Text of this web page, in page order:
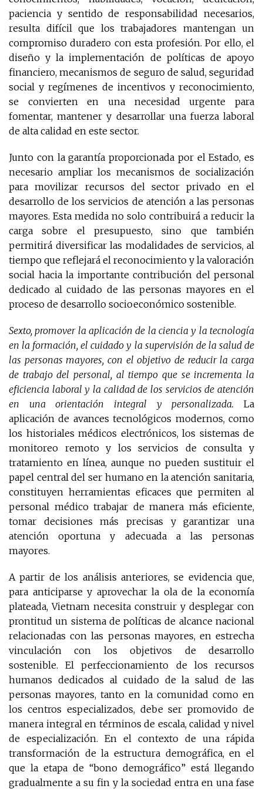
paciencia y sentido de responsabilidad necesarios,
resulta difícil que los trabajadores mantengan un
compromiso duradero con esta profesión. Por ello, el
diseño y la implementación de políticas de apoyo
financiero, mecanismos de seguro de salud, seguridad
social y regímenes de incentivos y reconocimiento,
se convierten en una necesidad urgente para
fomentar, mantener y desarrollar una fuerza laboral
de alta calidad en este sector.
Junto con la garantía proporcionada por el Estado, es
necesario ampliar los mecanismos de socialización
para movilizar recursos del sector privado en el
desarrollo de los servicios de atención a las personas
mayores. Esta medida no solo contribuirá a reducir la
carga sobre el presupuesto, sino que también
permitirá diversificar las modalidades de servicios, al
tiempo que reflejará el reconocimiento y la valoración
social hacia la importante contribución del personal
dedicado al cuidado de las personas mayores en el
proceso de desarrollo socioeconómico sostenible.
Sexto, promover la aplicación de la ciencia y la tecnología
en la formación, el cuidado y la supervisión de la salud de
las personas mayores, con el objetivo de reducir la carga
de trabajo del personal, al tiempo que se incrementa la
eficiencia laboral y la calidad de los servicios de atención
en una orientación integral y personalizada. La
aplicación de avances tecnológicos modernos, como
los historiales médicos electrónicos, los sistemas de
monitoreo remoto y los servicios de consulta y
tratamiento en línea, aunque no pueden sustituir el
papel central del ser humano en la atención sanitaria,
constituyen herramientas eficaces que permiten al
personal médico trabajar de manera más eficiente,
tomar decisiones más precisas y garantizar una
atención oportuna y adecuada a las personas
mayores.
A partir de los análisis anteriores, se evidencia que,
para anticiparse y aprovechar la ola de la economía
plateada, Vietnam necesita construir y desplegar con
prontitud un sistema de políticas de alcance nacional
relacionadas con las personas mayores, en estrecha
vinculación con los objetivos de desarrollo
sostenible. El perfeccionamiento de los recursos
humanos dedicados al cuidado de la salud de las
personas mayores, tanto en la comunidad como en
los centros especializados, debe ser promovido de
manera integral en términos de escala, calidad y nivel
de especialización. En el contexto de una rápida
transformación de la estructura demográfica, en el
que la etapa de “bono demográfico” está llegando
gradualmente a su fin y la sociedad entra en una fase